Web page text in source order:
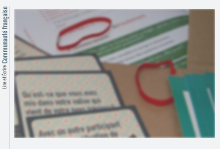
Comprendre et parler
Bienvenue en Belgique
Espace presse
Contacts
Trouver un lieu d’alphabétisation
Lire et Écrire
Communauté française